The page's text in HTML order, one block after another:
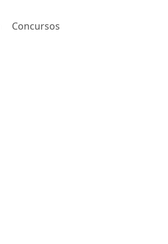
Concursos